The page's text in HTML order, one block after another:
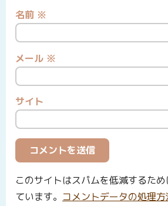
名前 ※
メール ※
サイト
このサイトはスパムを低減するた
ています。 コメントデータの処理